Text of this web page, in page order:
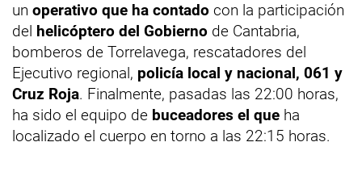
un operativo que ha contado con la participación
del helicóptero del Gobierno de Cantabria,
bomberos de Torrelavega, rescatadores del
Ejecutivo regional, policía local y nacional, 061 y
Cruz Roja. Finalmente, pasadas las 22:00 horas,
ha sido el equipo de buceadores el que ha
localizado el cuerpo en torno a las 22:15 horas.